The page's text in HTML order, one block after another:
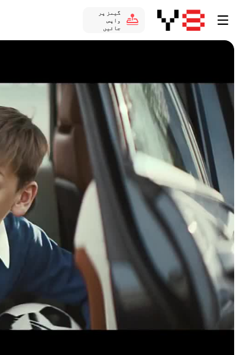
گیمز پر
واپس
جائیں
Auto
144p
240p
360p
480p